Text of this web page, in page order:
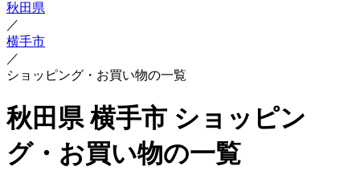
秋田県
／
横手市
／
ショッピング・お買い物の一覧
秋田県 横手市 ショッピン
グ・お買い物の一覧